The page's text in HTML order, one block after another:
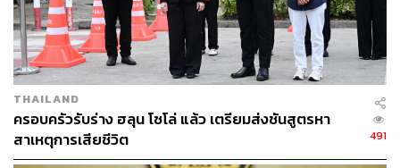
THAILAND
ครอบครัวรับร่าง ฮลุน โซโล่ แล้ว เตรียมส่งชันสูตรหา
สาเหตุการเสียชีวิต
491